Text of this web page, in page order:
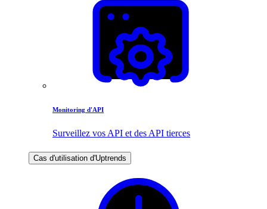
Monitoring d'API
Surveillez vos API et des API tierces
Cas d'utilisation d'Uptrends